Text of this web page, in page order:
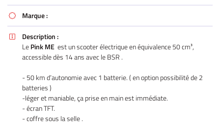
Accueil
Vélos
– Scooters
 Marque :

Description :
LePink ME est un scooter électrique en équivalence 50 cm³,
accessible dès 14 ans avec le BSR .
- 50 km d’autonomie avec 1 batterie. ( en option possibilité de 2
batteries )
-léger et maniable, ça prise en main est immédiate.
- écran TFT.
- coffre sous la selle .